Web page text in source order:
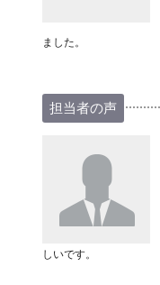
ました。
担当者の声
しいです。